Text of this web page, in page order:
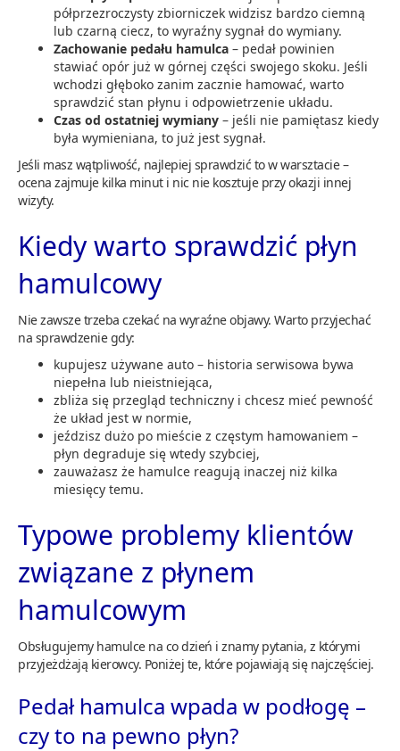
półprzezroczysty zbiorniczek widzisz bardzo ciemną
lub czarną ciecz, to wyraźny sygnał do wymiany.
Zachowanie pedału hamulca – pedał powinien
stawiać opór już w górnej części swojego skoku. Jeśli
wchodzi głęboko zanim zacznie hamować, warto
sprawdzić stan płynu i odpowietrzenie układu.
Czas od ostatniej wymiany – jeśli nie pamiętasz kiedy
była wymieniana, to już jest sygnał.
Jeśli masz wątpliwość, najlepiej sprawdzić to w warsztacie –
ocena zajmuje kilka minut i nic nie kosztuje przy okazji innej
wizyty.
Kiedy warto sprawdzić płyn
hamulcowy
Nie zawsze trzeba czekać na wyraźne objawy. Warto przyjechać
na sprawdzenie gdy:
kupujesz używane auto – historia serwisowa bywa
niepełna lub nieistniejąca,
zbliża się przegląd techniczny i chcesz mieć pewność
że układ jest w normie,
jeździsz dużo po mieście z częstym hamowaniem –
płyn degraduje się wtedy szybciej,
zauważasz że hamulce reagują inaczej niż kilka
miesięcy temu.
Typowe problemy klientów
związane z płynem
hamulcowym
Obsługujemy hamulce na co dzień i znamy pytania, z którymi
przyjeżdżają kierowcy. Poniżej te, które pojawiają się najczęściej.
Pedał hamulca wpada w podłogę –
czy to na pewno płyn?